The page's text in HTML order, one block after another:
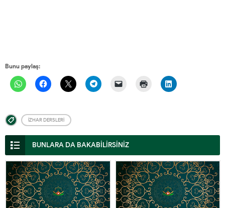
Bunu paylaş:
İZHAR DERSLERI
BUNLARA DA BAKABİLİRSİNİZ